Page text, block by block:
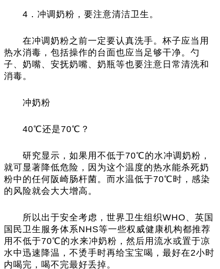
4．冲调奶粉，要注意清洁卫生。
在冲调奶粉之前一定要认真洗手。杯子应当用
热水消毒，包括操作的台面也应当足够干净。勺
子、奶嘴、安抚奶嘴、奶瓶等也要注意日常清洗和
消毒。
冲奶粉
40℃还是70℃？
研究显示，如果用不低于70℃的水冲调奶粉，
就可显著降低危险，因为这个温度的热水能杀死奶
粉中的任何阪崎肠杆菌。而水温低于70℃时，感染
的风险就会大大增高。
所以出于安全考虑，世界卫生组织WHO、英国
国民卫生服务体系NHS等一些权威健康机构都推荐
用不低于70℃的水来冲奶粉，然后用流水或置于凉
水中迅速降温，不烫手时再给宝宝喝，最好在2小时
内喝完，喝不完最好丢掉。